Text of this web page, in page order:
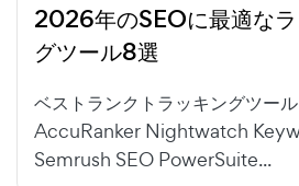
2026年のSEOに最適な
グツール8選
ベストランクトラッキングツー
AccuRanker Nightwatch
Semrush SEO PowerSuite...